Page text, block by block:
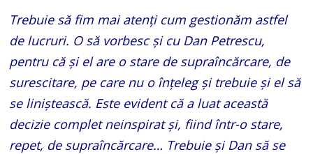
Trebuie să fim mai atenţi cum gestionăm astfel
de lucruri. O să vorbesc și cu Dan Petrescu,
pentru că și el are o stare de supraîncărcare, de
surescitare, pe care nu o înţeleg și trebuie și el să
se liniştească. Este evident că a luat această
decizie complet neinspirat și, fiind într-o stare,
repet, de supraîncărcare… Trebuie și Dan să se